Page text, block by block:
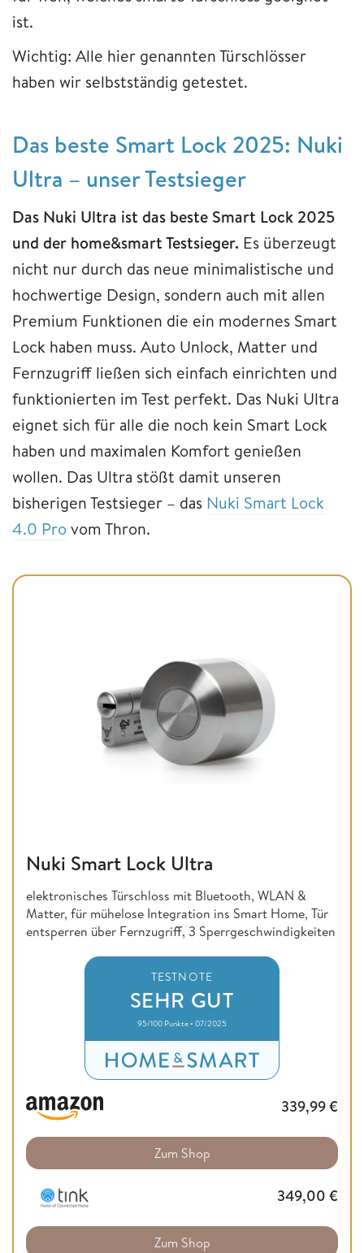
ist.
Wichtig: Alle hier genannten Türschlösser
haben wir selbstständig getestet.
Das beste Smart Lock 2025: Nuki
Ultra – unser Testsieger
Das Nuki Ultra ist das beste Smart Lock 2025
und der home&smart Testsieger. Es überzeugt
nicht nur durch das neue minimalistische und
hochwertige Design, sondern auch mit allen
Premium Funktionen die ein modernes Smart
Lock haben muss. Auto Unlock, Matter und
Fernzugriff ließen sich einfach einrichten und
funktionierten im Test perfekt. Das Nuki Ultra
eignet sich für alle die noch kein Smart Lock
haben und maximalen Komfort genießen
wollen. Das Ultra stößt damit unseren
bisherigen Testsieger – das Nuki Smart Lock
4.0 Provom Thron.
Nuki Smart Lock Ultra
elektronisches Türschloss mit Bluetooth, WLAN &
Matter, für mühelose Integration ins Smart Home, Tür
entsperren über Fernzugriff, 3 Sperrgeschwindigkeiten
TESTNOTE
SEHR GUT
95/100 Punkte • 07/2025
339,99€
Zum Shop
349,00 €
Zum Shop